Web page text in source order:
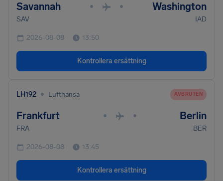
Savannah • • Washington
SAV IAD
2026-08-08 13:50
Kontrollera ersättning
LH192 • Lufthansa AVBRUTEN
Frankfurt • • Berlin
FRA BER
2026-08-08 13:45
Kontrollera ersättning